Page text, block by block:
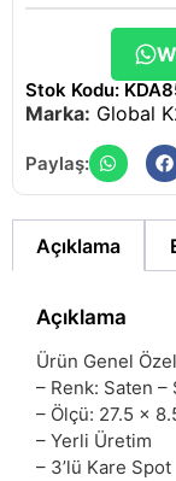
Stok Kodu:
Marka: Global
Paylaş:
Açıklama
Açıklama
Ürün Genel
– Renk: Saten –
– Ölçü: 27.5 x
– Yerli Üretim
– 3’lü Kare Spot